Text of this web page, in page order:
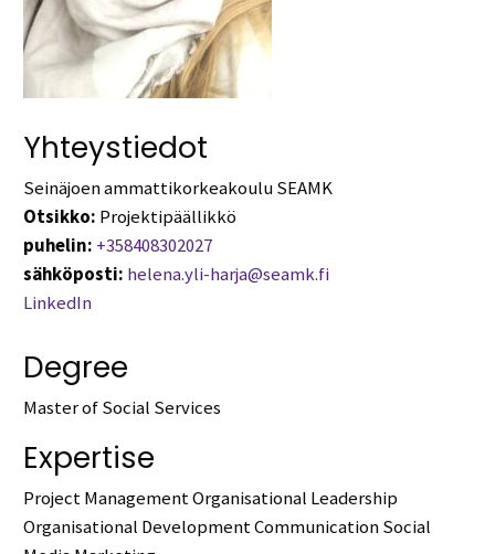
Yhteystiedot
Seinäjoen ammattikorkeakoulu SEAMK
Otsikko: Projektipäällikkö
puhelin: +358408302027
sähköposti: helena.yli-harja@seamk.fi
LinkedIn
Degree
Master of Social Services
Expertise
Project Management Organisational Leadership
Organisational Development Communication Social